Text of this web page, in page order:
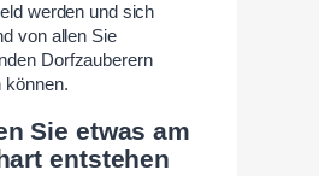
werden und sich
von allen Sie
Dorfzauberern
können.
Sie etwas am
entstehen